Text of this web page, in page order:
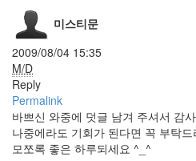
미스티문
2009/08/04 15:35
M/D
Reply
Permalink
바쁘신 와중에 덧글 남겨 주셔서 감
나중에라도 기회가 된다면 꼭 부탁
모쪼록 좋은 하루되세요 ^_^
Chart
Sean
Kingston
짤
방
달
콤
미
끈